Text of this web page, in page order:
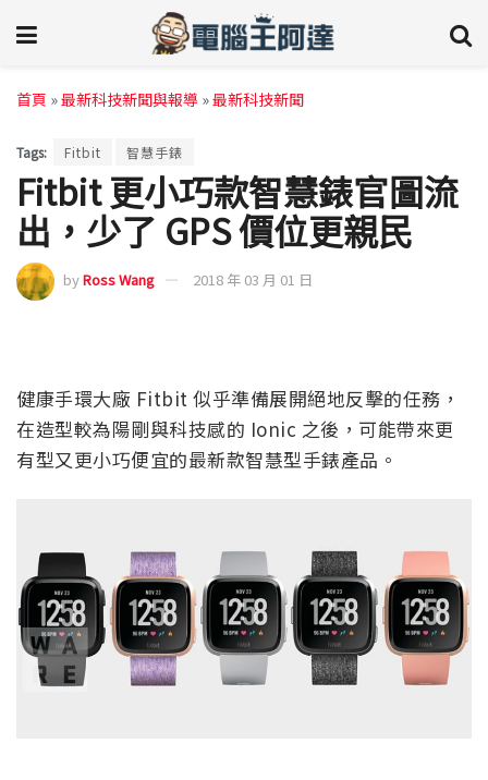
首頁 »最新科技新聞與報導 »最新科技新聞
Tags: Fitbit 智慧手錶
Fitbit 更小巧款智慧錶官圖流
出，少了 GPS 價位更親民
byRoss Wang 2018 年 03 月 01 日
健康手環大廠 Fitbit 似乎準備展開絕地反擊的任務，
在造型較為陽剛與科技感的 Ionic 之後，可能帶來更
有型又更小巧便宜的最新款智慧型手錶產品。